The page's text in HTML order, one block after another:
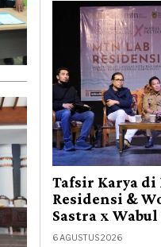
Tafsir Karya di
Residensi &
Sastra x
6 AGUSTUS 2026